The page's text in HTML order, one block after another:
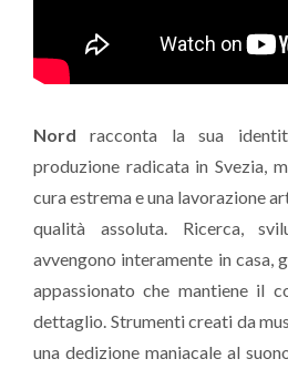
Nordracconta la sua
produzione radicata in Svezia,
cura estrema e una lavorazione
qualità assoluta. Ricerca,
avvengono interamente in casa,
appassionato che mantiene il
dettaglio. Strumenti creati da
una dedizione maniacale al